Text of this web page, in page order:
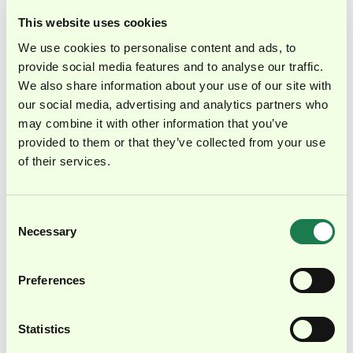
This website uses cookies
We use cookies to personalise content and ads, to
provide social media features and to analyse our traffic.
We also share information about your use of our site with
our social media, advertising and analytics partners who
may combine it with other information that you’ve
provided to them or that they’ve collected from your use
of their services.
Selection
Necessary
Preferences
Statistics
kurzfristiger Vermögensgegenstände am
Gesamtvermögen auf. Ist die Umlaufintensität hoch,
bedeutet dies ein geringe Kapitalbindung und eine
erhöhte Flexibilität. Die Formel für die Berechnung der
Umlaufintensität lautet: Umlaufintensität =
Umlaufvermögen / Gesamtvermögen.
DasWorking Capital, auch als Betriebskapital
Umlaufvermögen und den kurzfristigen
Betriebs an. Das Working Capital wird mit folgender
kurzfristige Verbindlichkeiten. Ergibt sich bei der
Berechnung ein positiver Wert, bedeutet dies, dass